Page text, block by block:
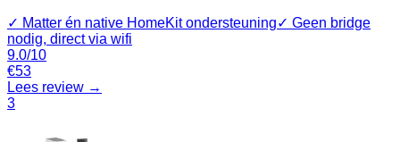
✓ Matter én native HomeKit ondersteuning✓ Geen bridge
nodig, direct via wifi
9.0/10
€53
Lees review →
3